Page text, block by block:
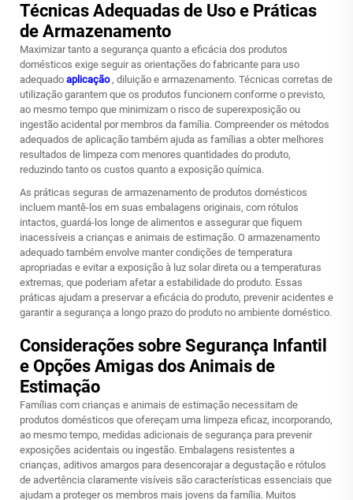
Técnicas Adequadas de Uso e Práticas
de Armazenamento
Maximizar tanto a segurança quanto a eficácia dos produtos
domésticos exige seguir as orientações do fabricante para uso
adequado aplicação, diluição e armazenamento. Técnicas corretas de
utilização garantem que os produtos funcionem conforme o previsto,
ao mesmo tempo que minimizam o risco de superexposição ou
ingestão acidental por membros da família. Compreender os métodos
adequados de aplicação também ajuda as famílias a obter melhores
resultados de limpeza com menores quantidades do produto,
reduzindo tanto os custos quanto a exposição química.
As práticas seguras de armazenamento de produtos domésticos
incluem mantê-los em suas embalagens originais, com rótulos
intactos, guardá-los longe de alimentos e assegurar que fiquem
inacessíveis a crianças e animais de estimação. O armazenamento
adequado também envolve manter condições de temperatura
apropriadas e evitar a exposição à luz solar direta ou a temperaturas
extremas, que poderiam afetar a estabilidade do produto. Essas
práticas ajudam a preservar a eficácia do produto, prevenir acidentes e
garantir a segurança a longo prazo do produto no ambiente doméstico.
Considerações sobre Segurança Infantil
e Opções Amigas dos Animais de
Estimação
Famílias com crianças e animais de estimação necessitam de
produtos domésticos que ofereçam uma limpeza eficaz, incorporando,
ao mesmo tempo, medidas adicionais de segurança para prevenir
exposições acidentais ou ingestão. Embalagens resistentes a
crianças, aditivos amargos para desencorajar a degustação e rótulos
de advertência claramente visíveis são características essenciais que
ajudam a proteger os membros mais jovens da família. Muitos